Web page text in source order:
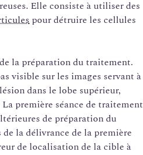
Elle consiste à utiliser des
pour détruire les cellules
la préparation du traitement.
visible sur les images servant à
dans le lobe supérieur,
première séance de traitement
de préparation du
la délivrance de la première
de localisation de la cible à